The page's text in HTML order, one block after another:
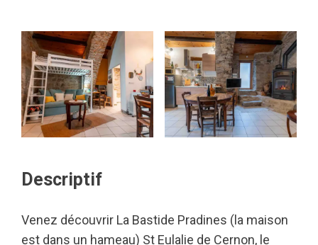
Descriptif
Venez découvrir La Bastide Pradines (la maison
est dans un hameau) St Eulalie de Cernon, le